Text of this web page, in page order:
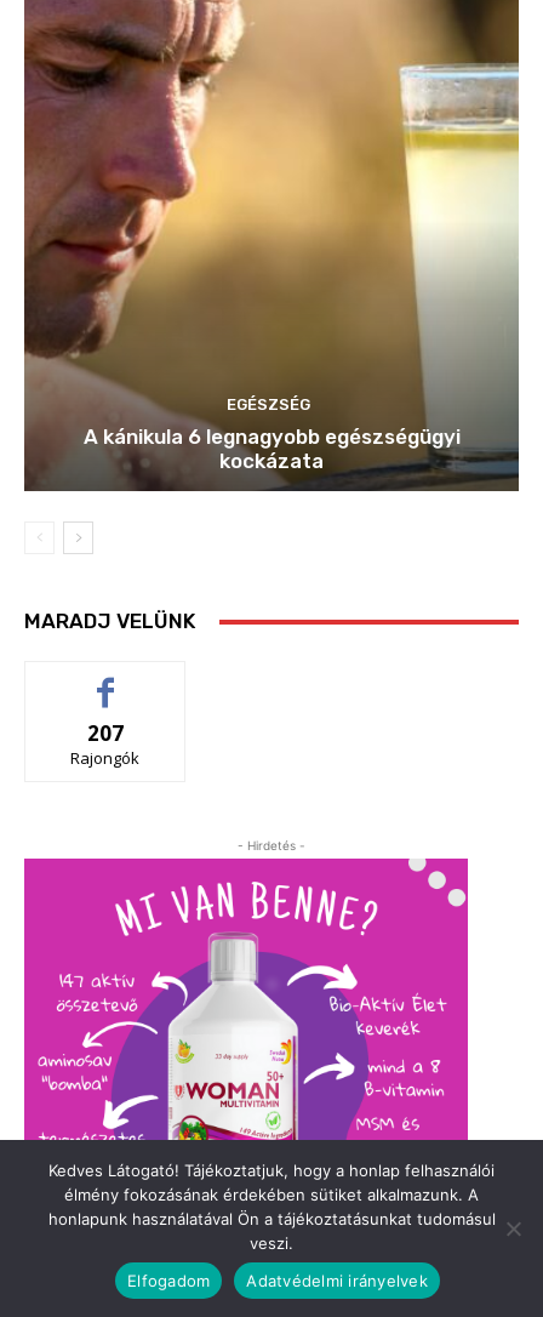
Kedves Látogató! Tájékoztatjuk, hogy a honlap felhasználói
élmény fokozásának érdekében sütiket alkalmazunk. A
honlapunk használatával Ön a tájékoztatásunkat tudomásul
veszi.
Elfogadom
Adatvédelmi irányelvek